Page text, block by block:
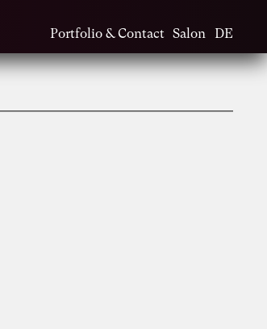
Portfolio & Contact Salon DE